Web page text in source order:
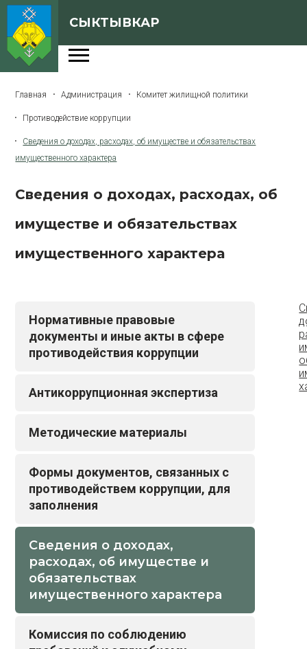
СЫКТЫВКАР
О Сыктывкаре
Главная Администрация Комитет жилищной политики
Противодействие коррупции
Сведения о доходах, расходах, об имуществе и обязательствах
имущественного характера
Сведения о доходах, расходах, об
имуществе и обязательствах
имущественного характера
Нормативные правовые
документы и иные акты в сфере
противодействия коррупции
Антикоррупционная экспертиза
Методические материалы
Формы документов, связанных с
противодействем коррупции, для
заполнения
Сведения о доходах,
расходах, об имуществе и
обязательствах
имущественного характера
Комиссия по соблюдению